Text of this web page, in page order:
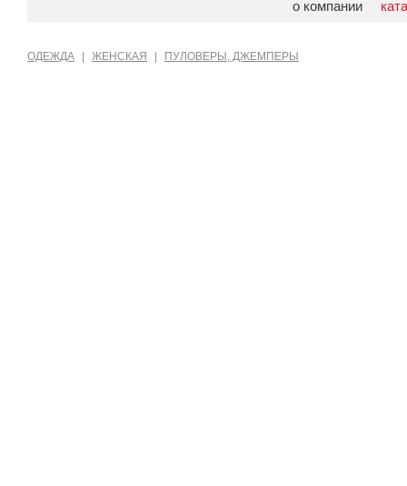
о компании
ОДЕЖДА ЖЕНСКАЯ ПУЛОВЕРЫ, ДЖЕМПЕРЫ